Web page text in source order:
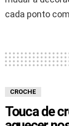
cada ponto
CROCHE
Touca de